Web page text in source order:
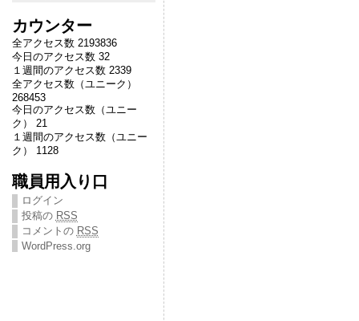
カウンター
全アクセス数 2193836
今日のアクセス数 32
１週間のアクセス数 2339
全アクセス数（ユニーク）
268453
今日のアクセス数（ユニー
ク） 21
１週間のアクセス数（ユニー
ク） 1128
職員用入り口
ログイン
投稿の RSS
コメントの RSS
WordPress.org